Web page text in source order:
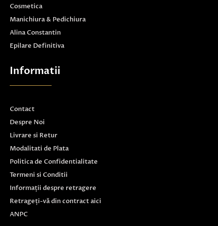
Cosmetica
Manichiura & Pedichiura
Alina Constantin
Epilare Definitiva
Informatii
Contact
Despre Noi
Livrare si Retur
Modalitati de Plata
Politica de Confidentialitate
Termeni si Conditii
Informații despre retragere
Retrageți-vă din contract aici
ANPC